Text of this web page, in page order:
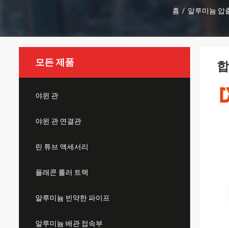
홈 / 알루미늄 압
모든 제품
야윈 관
야윈 관 연결관
린 튜브 액세서리
플래콘 롤러 트랙
알루미늄 빈약한 파이프
알루미늄 배관 접속부